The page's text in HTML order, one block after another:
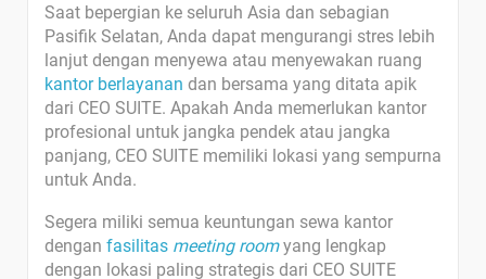
Saat bepergian ke seluruh Asia dan sebagian
Pasifik Selatan, Anda dapat mengurangi stres lebih
lanjut dengan menyewa atau menyewakan ruang
kantor berlayanan dan bersama yang ditata apik
dari CEO SUITE. Apakah Anda memerlukan kantor
profesional untuk jangka pendek atau jangka
panjang, CEO SUITE memiliki lokasi yang sempurna
untuk Anda.
Segera miliki semua keuntungan sewa kantor
dengan fasilitas meeting roomyang lengkap
dengan lokasi paling strategis dari CEO SUITE